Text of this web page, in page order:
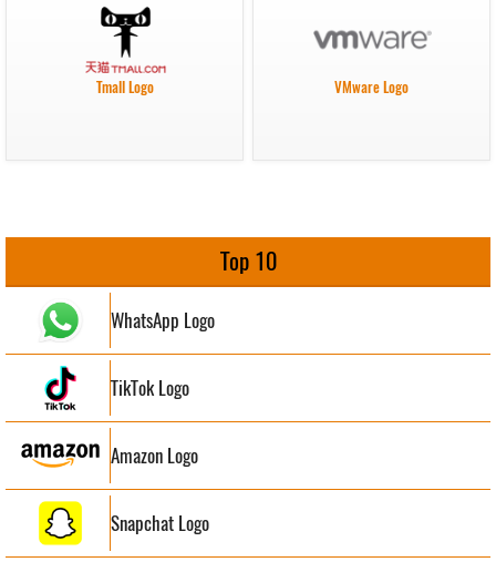
Tmall Logo VMware Logo
Top 10
WhatsApp Logo
TikTok Logo
Amazon Logo
Snapchat Logo